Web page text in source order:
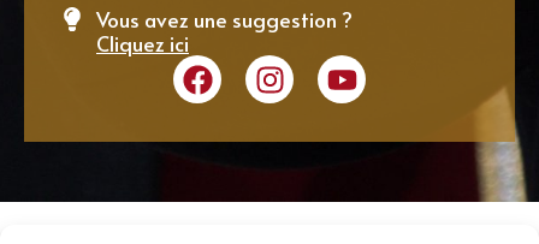
Vous avez une suggestion ?
Cliquez ici